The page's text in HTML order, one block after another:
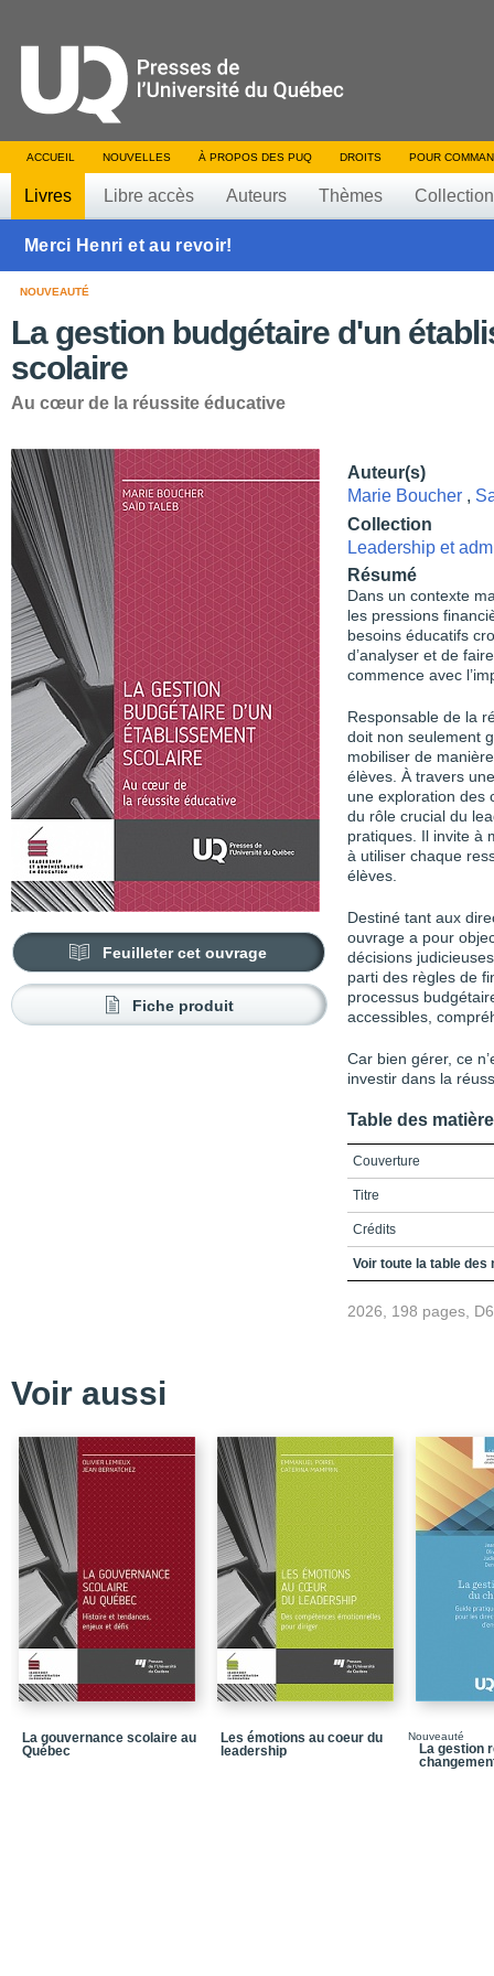
ACCUEIL NOUVELLES À PROPOS DES PUQ DROITS POUR
Livres Libre accès Auteurs Thèmes
Merci Henri et au revoir!
NOUVEAUTÉ
La gestion budgétaire d'un
scolaire
Au cœur de la réussite éducative
Feuilleter cet ouvrage
Fiche produit
Auteur(s)
Marie Boucher ,
Collection
Leadership et
Résumé
Dans un contexte
les pressions
besoins éducatifs
d’analyser et de
commence avec
Responsable de la
doit non seulement
mobiliser de
élèves. À travers
une exploration des
du rôle crucial du
pratiques. Il invite à
à utiliser chaque
élèves.
Destiné tant aux
ouvrage a pour
décisions
parti des règles de
processus
accessibles,
Car bien gérer, ce
investir dans la
Table des
Couverture
Titre
Crédits
Remerciements
Introduction
Chapitre 1 / Modèles
dans un contexte
Pour conclure
Chapitre 2 / La
Chapitre 3 / Aspects
scolaires dans le
Pour conclure
Chapitre 4 / La gestion
Pour conclure
Chapitre 5 / Gestion
Voir toute la table des
2026, 198 pages,
Voir aussi
La gouvernance scolaire au
Québec
Les émotions au coeur du
leadership
Nouveauté
La gestion